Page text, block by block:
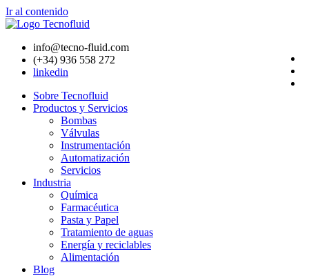
Ir al contenido
info@tecno-fluid.com
(+34) 936 558 272
linkedin
Sobre Tecnofluid
Productos y Servicios
Bombas
Válvulas
Instrumentación
Automatización
Servicios
Industria
Química
Farmacéutica
Pasta y Papel
Tratamiento de aguas
Energía y reciclables
Alimentación
Blog